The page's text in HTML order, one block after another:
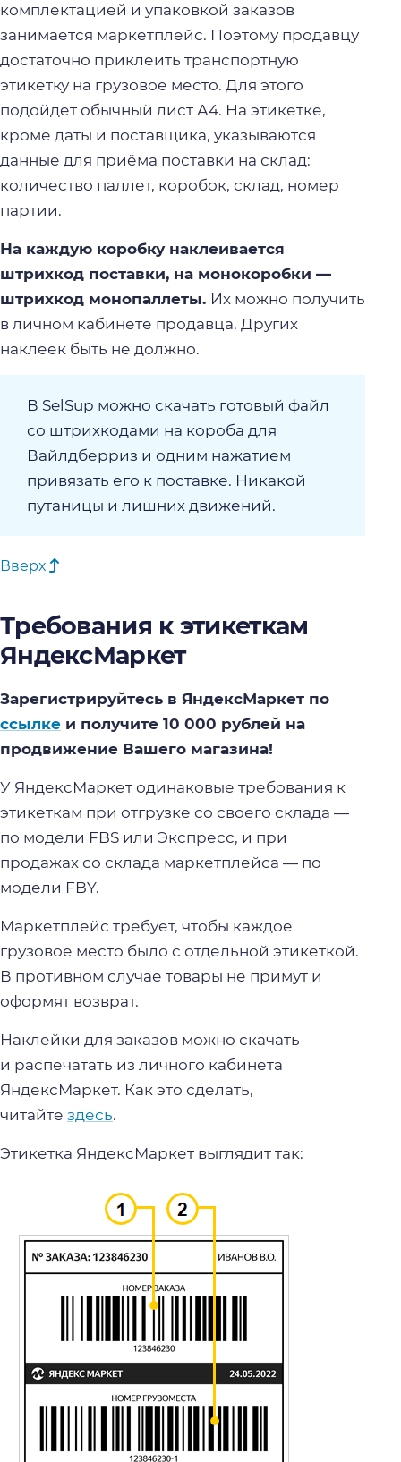
комплектацией и упаковкой заказов
занимается маркетплейс. Поэтому продавцу
достаточно приклеить транспортную
этикетку на грузовое место. Для этого
подойдет обычный лист А4. На этикетке,
кроме даты и поставщика, указываются
данные для приёма поставки на склад:
количество паллет, коробок, склад, номер
партии.
На каждую коробку наклеивается
штрихкод поставки, на монокоробки —
штрихкод монопаллеты. Их можно получить
в личном кабинете продавца. Других
наклеек быть не должно.
В SelSup можно скачать готовый файл
со штрихкодами на короба для
Вайлдберриз и одним нажатием
привязать его к поставке. Никакой
путаницы и лишних движений.
Вверх
Требования к этикеткам
ЯндексМаркет
Зарегистрируйтесь в ЯндексМаркет по
ссылке и получите 10 000 рублей на
продвижение Вашего магазина!
У ЯндексМаркет одинаковые требования к
этикеткам при отгрузке со своего склада —
по модели FBS или Экспресс, и при
продажах со склада маркетплейса — по
модели FBY.
Маркетплейс требует, чтобы каждое
грузовое место было с отдельной этикеткой.
В противном случае товары не примут и
оформят возврат.
Наклейки для заказов можно скачать
и распечатать из личного кабинета
ЯндексМаркет. Как это сделать,
читайте здесь.
Этикетка ЯндексМаркет выглядит так: